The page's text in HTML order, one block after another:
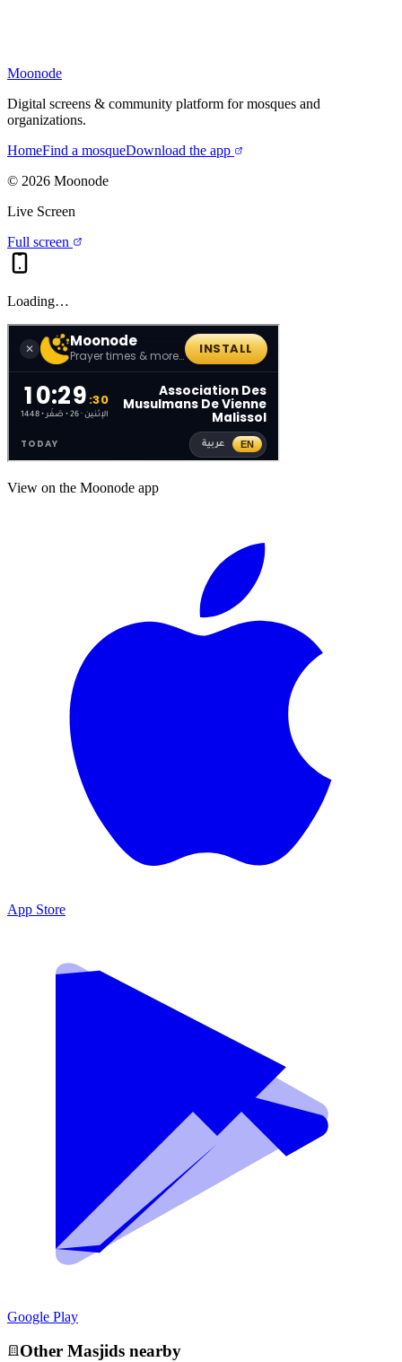
Moonode
Digital screens & community platform for mosques and
organizations.
HomeFind a mosqueDownload the app
© 2026 Moonode
Live Screen
Full screen
Loading…
View on the Moonode app
App Store
Google Play
Other Masjids nearby